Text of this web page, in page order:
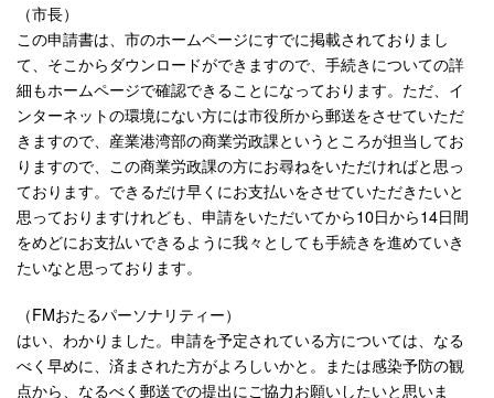
（市長）
この申請書は、市のホームページにすでに掲載されておりまし
て、そこからダウンロードができますので、手続きについての詳
細もホームページで確認できることになっております。ただ、イ
ンターネットの環境にない方には市役所から郵送をさせていただ
きますので、産業港湾部の商業労政課というところが担当してお
りますので、この商業労政課の方にお尋ねをいただければと思っ
ております。できるだけ早くにお支払いをさせていただきたいと
思っておりますけれども、申請をいただいてから10日から14日間
をめどにお支払いできるように我々としても手続きを進めていき
たいなと思っております。
（FMおたるパーソナリティー）
はい、わかりました。申請を予定されている方については、なる
べく早めに、済まされた方がよろしいかと。または感染予防の観
点から、なるべく郵送での提出にご協力お願いしたいと思いま